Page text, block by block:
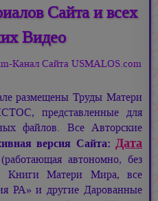
Сайта и всех
Видео
Канал Сайта USMALOS.com
размещены Труды Матери
представленные для
файлов. Все Авторские
версия Сайта:Дата
(работающая автономно, без
Книги Матери Мира, все
РА» и другие Дарованные